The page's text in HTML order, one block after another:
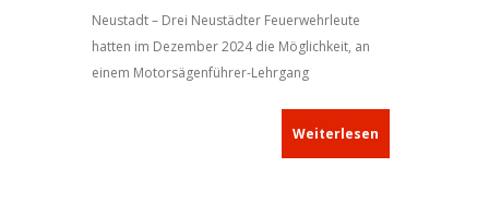
Neustadt – Drei Neustädter Feuerwehrleute
hatten im Dezember 2024 die Möglichkeit, an
einem Motorsägenführer-Lehrgang
Schauerheim organisiert worden war.Weiterlesen